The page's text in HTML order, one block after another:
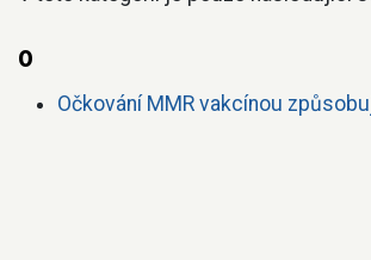
O
Očkování MMR vakcínou